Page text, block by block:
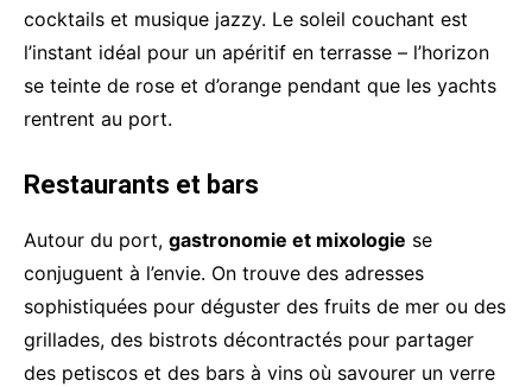
cocktails et musique jazzy. Le soleil couchant est
l’instant idéal pour un apéritif en terrasse – l’horizon
se teinte de rose et d’orange pendant que les yachts
rentrent au port.
Restaurants et bars
Autour du port, gastronomie et mixologie se
conjuguent à l’envie. On trouve des adresses
sophistiquées pour déguster des fruits de mer ou des
grillades, des bistrots décontractés pour partager
des petiscos et des bars à vins où savourer un verre